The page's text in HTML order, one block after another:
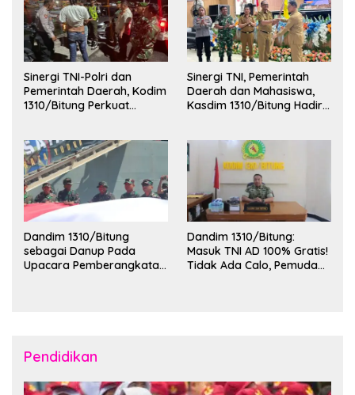
Sinergi TNI-Polri dan
Pemerintah Daerah, Kodim
1310/Bitung Perkuat
Sinergi TNI, Pemerintah
Daerah dan Mahasiswa,
Kasdim 1310/Bitung Hadiri
Kota Bitung
Dandim 1310/Bitung
sebagai Danup Pada
Upacara Pemberangkatan
Dandim 1310/Bitung:
Masuk TNI AD 100% Gratis!
Tidak Ada Calo, Pemuda
Pendidikan